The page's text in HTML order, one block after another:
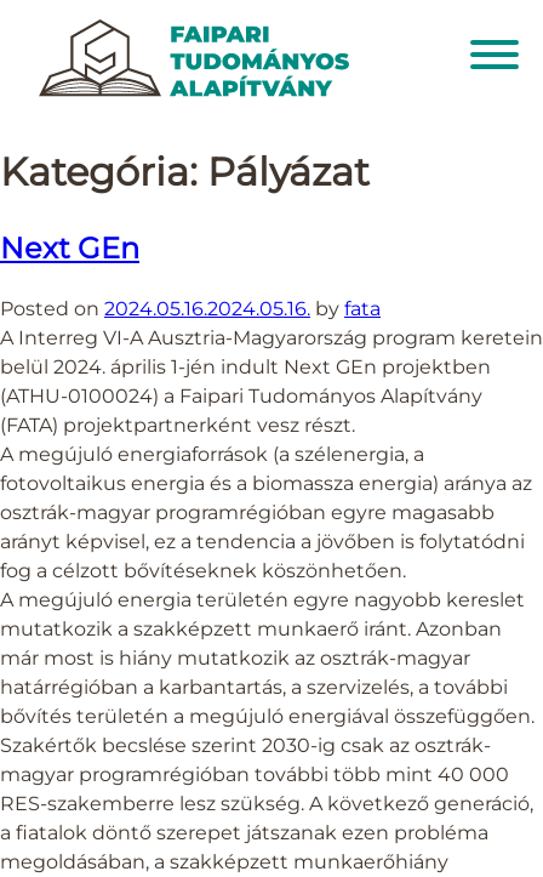
Kategória: Pályázat
Next GEn
Posted on 2024.05.16.2024.05.16. by fata
A Interreg VI-A Ausztria-Magyarország program keretein
belül 2024. április 1-jén indult Next GEn projektben
(ATHU-0100024) a Faipari Tudományos Alapítvány
(FATA) projektpartnerként vesz részt.
A megújuló energiaforrások (a szélenergia, a
fotovoltaikus energia és a biomassza energia) aránya az
osztrák-magyar programrégióban egyre magasabb
arányt képvisel, ez a tendencia a jövőben is folytatódni
fog a célzott bővítéseknek köszönhetően.
A megújuló energia területén egyre nagyobb kereslet
mutatkozik a szakképzett munkaerő iránt. Azonban
már most is hiány mutatkozik az osztrák-magyar
határrégióban a karbantartás, a szervizelés, a további
bővítés területén a megújuló energiával összefüggően.
Szakértők becslése szerint 2030-ig csak az osztrák-
magyar programrégióban további több mint 40 000
RES-szakemberre lesz szükség. A következő generáció,
a fiatalok döntő szerepet játszanak ezen probléma
megoldásában, a szakképzett munkaerőhiány